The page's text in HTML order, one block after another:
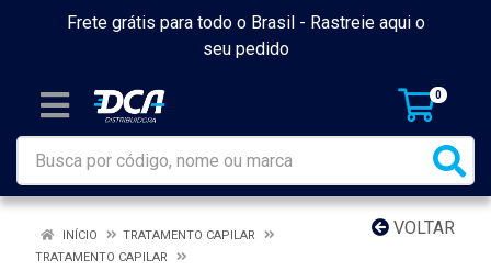
Frete grátis para todo o Brasil - Rastreie aqui o
seu pedido
0
VOLTAR
INÍCIO
TRATAMENTO CAPILAR
TRATAMENTO CAPILAR